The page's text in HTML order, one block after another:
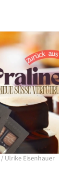
/ Ulrike Eisenhauer